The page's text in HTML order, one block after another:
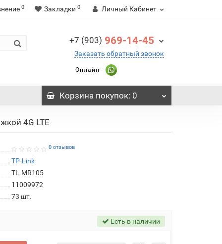
0 Закладки 0 Личный Кабинет
+7 (903) 969-14-45
Заказать обратный звонок
Онлайн -
Корзинапокупок: 0
4G LTE
0 отзывов
TP-Link
TL-MR105
11009972
73 шт.
Есть в наличии